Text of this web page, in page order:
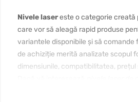
Nivele lasereste o categorie creată
care vor să aleagă rapid produse
variantele disponibile și să comande
de achiziție merită analizate scopul
dimensiunile, compatibilitatea,